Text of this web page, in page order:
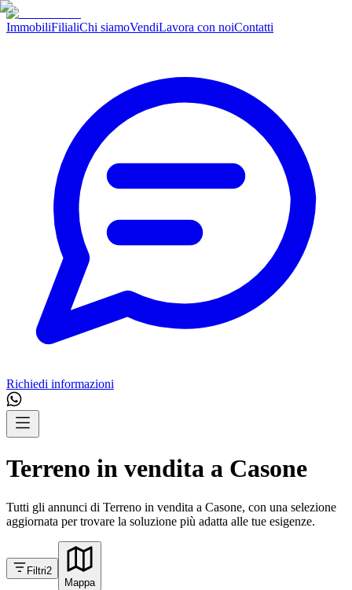
ImmobiliFilialiChi siamoVendiLavora con noiContatti
Richiedi informazioni
Terreno in vendita a Casone
Tutti gli annunci di Terreno in vendita a Casone, con una selezione
aggiornata per trovare la soluzione più adatta alle tue esigenze.
Filtri2
Mappa